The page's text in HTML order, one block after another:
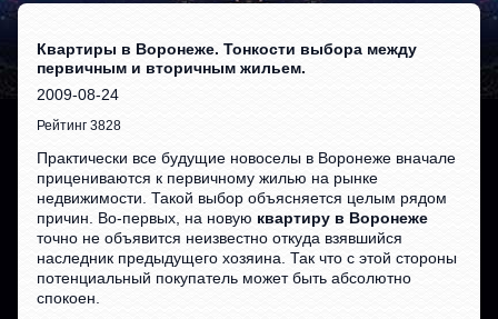
Квартиры в Воронеже. Тонкости выбора между
первичным и вторичным жильем.
2009-08-24
Рейтинг 3828
Практически все будущие новоселы в Воронеже вначале
прицениваются к первичному жилью на рынке
недвижимости. Такой выбор объясняется целым рядом
причин. Во-первых, на новую квартиру в Воронеже
точно не объявится неизвестно откуда взявшийся
наследник предыдущего хозяина. Так что с этой стороны
потенциальный покупатель может быть абсолютно
спокоен.